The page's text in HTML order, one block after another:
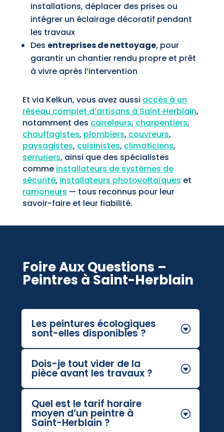
installations, déplacer des prises ou
intégrer un éclairage décoratif pendant
les travaux
Des entreprises de nettoyage, pour
garantir un chantier rendu propre et prêt
à vivre après l’intervention
Et via Kelkun, vous avez aussi accès à un
réseau complet d’artisans à Saint‑Herblain,
notamment des carreleurs, charpentiers,
chauffagistes, plombiers, couvreurs,
paysagistes, cuisinistes, climaticiens,
serruriers, ainsi que des spécialistes
comme installateurs de systèmes de
sécurité, installateurs photovoltaïques et
ramoneurs — tous reconnus pour leur
savoir-faire et leur fiabilité.
Foire Aux Questions –
Peintres à Saint-Herblain
Les peintures écologiques
sont-elles disponibles ?
Dois-je tout vider de la
pièce avant les travaux ?
Quel est le tarif horaire
moyen d’un peintre à
Saint-Herblain ?